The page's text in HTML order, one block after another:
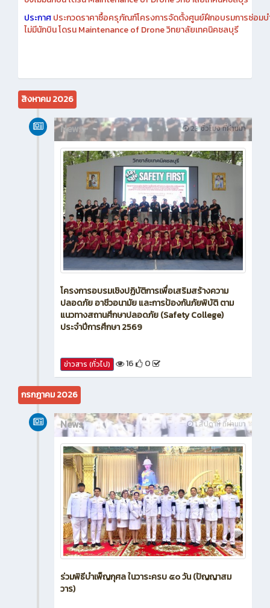
ไม่มีนักบิน โดรน Maintenance of Drone วิทยาลัยเทคนิคชลบุรี
สิงหาคม 2026
News
โครงการอบรมเชิงปฏิบัติการเพื่อเสริมสร้างความ
ปลอดภัย อาชีวอนามัย และการป้องกันภัยพิบัติ ตาม
แนวทางสถานศึกษาปลอดภัย (Safety College)
ประจำปีการศึกษา 2569
กรกฎาคม 2026
News
ร่วมพิธีบำเพ็ญกุศล ในวาระครบ ๕๐ วัน (ปัญญาสม
วาร)